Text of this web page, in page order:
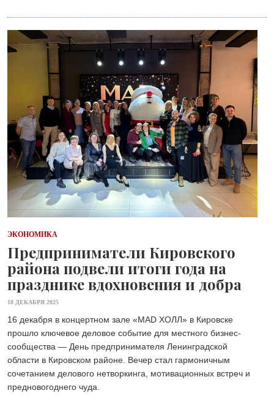
ЭКОНОМИКА
Предприниматели Кировского
района подвели итоги года на
празднике вдохновения и добра
18 ДЕКАБРЯ 2025
16 декабря в концертном зале «MAD ХОЛЛ» в Кировске
прошло ключевое деловое событие для местного бизнес-
сообщества — День предпринимателя Ленинградской
области в Кировском районе. Вечер стал гармоничным
сочетанием делового нетворкинга, мотивационных встреч и
предновогоднего чуда.